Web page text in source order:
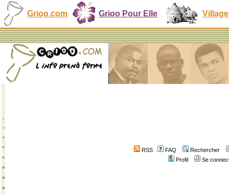
Grioo.com Grioo Pour Elle Village
RSS FAQ
Rechercher
Profil
Se